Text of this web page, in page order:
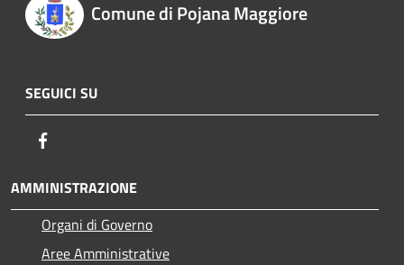
Comune di Pojana Maggiore
SEGUICI SU
AMMINISTRAZIONE
Organi di Governo
Aree Amministrative